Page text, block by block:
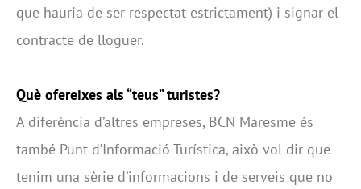
que hauria de ser respectat estrictament) i signar el
contracte de lloguer.
Què ofereixes als “teus” turistes?
A diferència d’altres empreses, BCN Maresme és
també Punt d’Informació Turística, això vol dir que
tenim una sèrie d’informacions i de serveis que no